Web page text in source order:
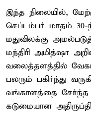
இந்த நிலையில்,
செப்டம்பர் மாதம் 30-
மதுவிலக்கு
மந்திரி அமித்ஷா
வலைத்தளத்தில்
பலரும் பகிர்ந்து
வங்காளத்தை சேர்ந்த
கடுமையான